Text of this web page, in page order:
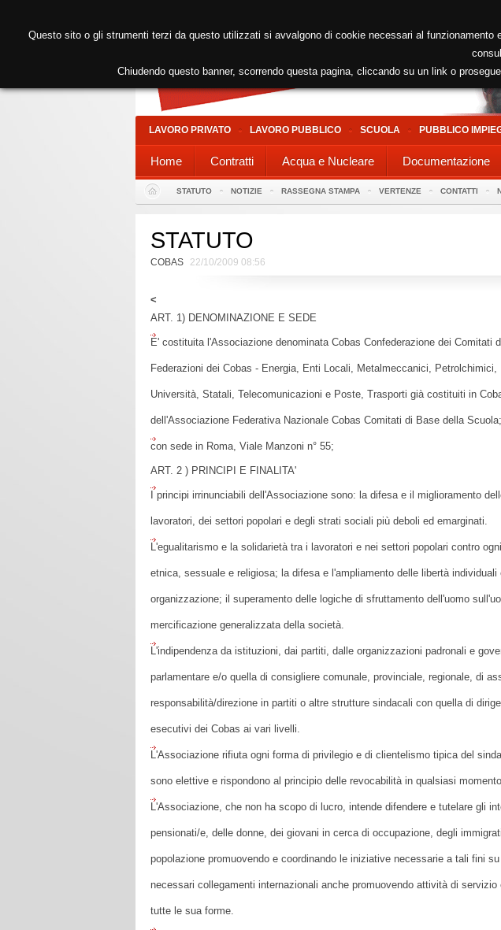
LAVORO PRIVATO LAVORO PUBBLICO SCUOLA PUBBLICO
Home Contratti Acqua e Nucleare Documentazione
STATUTO NOTIZIE RASSEGNA STAMPA VERTENZE CONTATTI
STATUTO
COBAS 22/10/2009 08:56
<
ART. 1) DENOMINAZIONE E SEDE
E' costituita l'Associazione denominata Cobas Confederazione dei Comitati
Federazioni dei Cobas - Energia, Enti Locali, Metalmeccanici,
Università, Statali, Telecomunicazioni e Poste, Trasporti già costituiti in
dell'Associazione Federativa Nazionale Cobas Comitati di Base della Scuola;
con sede in Roma, Viale Manzoni n° 55;
ART. 2 ) PRINCIPI E FINALITA'
I principi irrinunciabili dell'Associazione sono: la difesa e il miglioramento
lavoratori, dei settori popolari e degli strati sociali più deboli ed emarginati.
L'egualitarismo e la solidarietà tra i lavoratori e nei settori popolari contro
etnica, sessuale e religiosa; la difesa e l'ampliamento delle libertà
organizzazione; il superamento delle logiche di sfruttamento dell'uomo
mercificazione generalizzata della società.
L'indipendenza da istituzioni, dai partiti, dalle organizzazioni padronali e
parlamentare e/o quella di consigliere comunale, provinciale, regionale, di
responsabilità/direzione in partiti o altre strutture sindacali con quella di
esecutivi dei Cobas ai vari livelli.
L'Associazione rifiuta ogni forma di privilegio e di clientelismo tipica del
sono elettive e rispondono al principio delle revocabilità in qualsiasi
L'Associazione, che non ha scopo di lucro, intende difendere e tutelare gli
pensionati/e, delle donne, dei giovani in cerca di occupazione, degli
popolazione promuovendo e coordinando le iniziative necessarie a tali fini
necessari collegamenti internazionali anche promuovendo attività di
tutte le sua forme.
Questo sito o gli strumenti terzi da questo utilizzati si avvalgono di cookie necessari al
Chiudendo questo banner, scorrendo questa pagina, cliccando su un link o